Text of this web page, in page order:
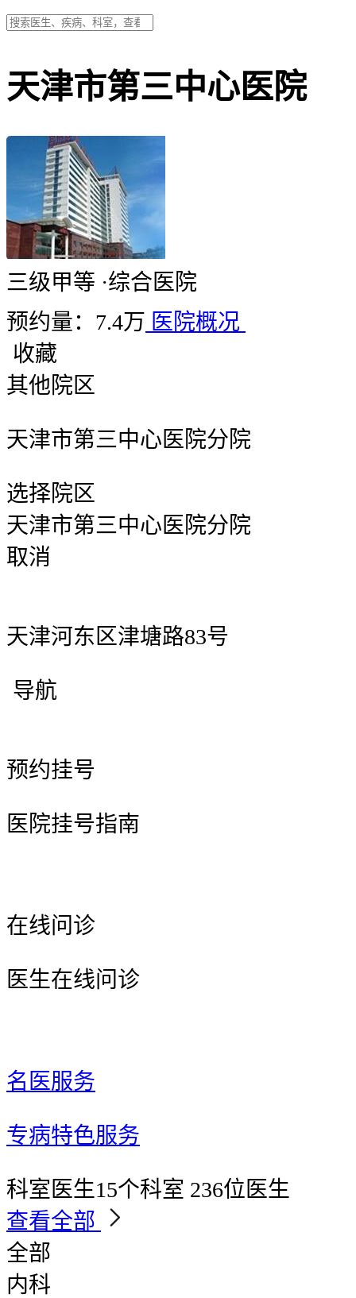
天津市第三中心医院
三级甲等 ·综合医院
预约量：7.4万 医院概况
收藏
其他院区
天津市第三中心医院分院
选择院区
天津市第三中心医院分院
取消
天津河东区津塘路83号
导航
预约挂号
医院挂号指南
在线问诊
医生在线问诊
名医服务
专病特色服务
科室医生15个科室 236位医生
查看全部
全部
内科